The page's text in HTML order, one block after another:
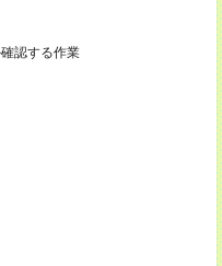
認する作業